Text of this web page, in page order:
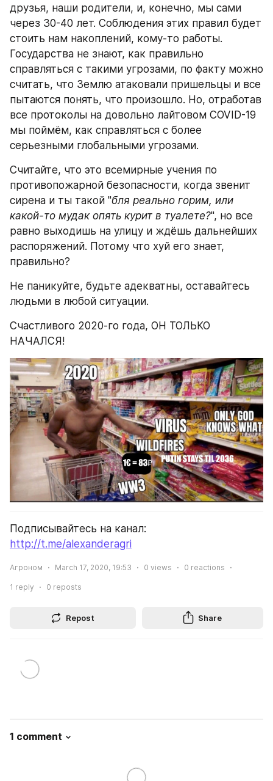
друзья, наши родители, и, конечно, мы сами
через 30-40 лет. Соблюдения этих правил будет
стоить нам накоплений, кому-то работы.
Государства не знают, как правильно
справляться с такими угрозами, по факту можно
считать, что Землю атаковали пришельцы и все
пытаются понять, что произошло. Но, отработав
все протоколы на довольно лайтовом COVID-19
мы поймём, как справляться с более
серьезными глобальными угрозами.
Считайте, что это всемирные учения по
противопожарной безопасности, когда звенит
сирена и ты такой "бля реально горим, или
какой-то мудак опять курит в туалете?", но все
равно выходишь на улицу и ждёшь дальнейших
распоряжений. Потому что хуй его знает,
правильно?
Не паникуйте, будьте адекватны, оставайтесь
людьми в любой ситуации.
Счастливого 2020-го года, ОН ТОЛЬКО
НАЧАЛСЯ!
http://t.me/alexanderagri
Агроном March 17, 2020, 19:53 0 views 0 reactions
1 reply 0 reposts
Repost Share
1 comment